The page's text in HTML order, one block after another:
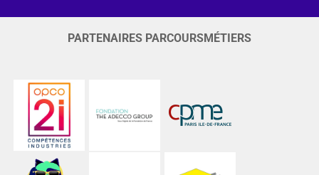
PARTENAIRES PARCOURSMÉTIERS